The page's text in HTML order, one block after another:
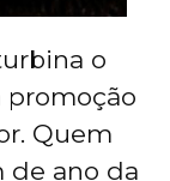
o
promoção
Quem
de ano da